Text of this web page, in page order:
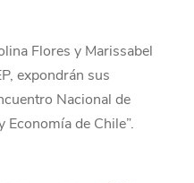
Flores y Marissabel
expondrán sus
Nacional de
de Chile”.